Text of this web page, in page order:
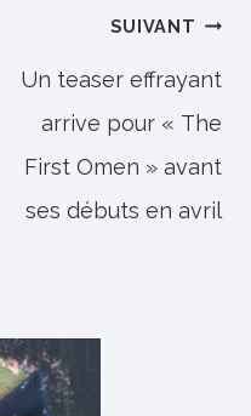
SUIVANT
Un teaser effrayant
arrive pour « The
First Omen » avant
ses débuts en avril